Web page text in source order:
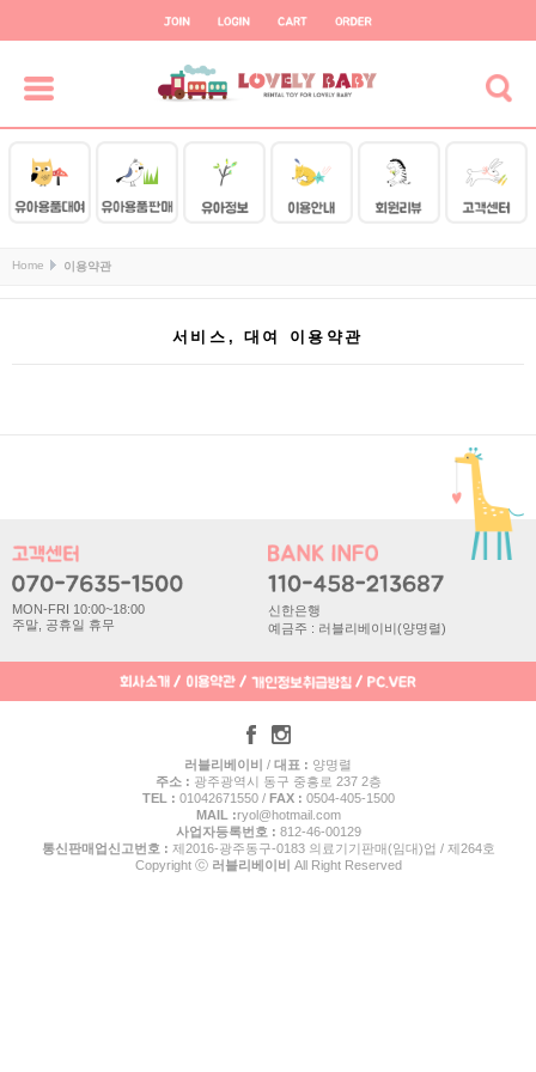
Home 이용약관
서비스, 대여 이용약관
MON-FRI 10:00~18:00
주말, 공휴일 휴무
신한은행
예금주 : 러블리베이비(양명렬)
러블리베이비 / 대표 : 양명렬
주소 : 광주광역시 동구 중흥로 237 2층
TEL : 01042671550 / FAX : 0504-405-1500
MAIL :ryol@hotmail.com
사업자등록번호 : 812-46-00129
통신판매업신고번호 : 제2016-광주동구-0183 의료기기판매(임대)업 / 제264호
Copyright ⓒ 러블리베이비 All Right Reserved